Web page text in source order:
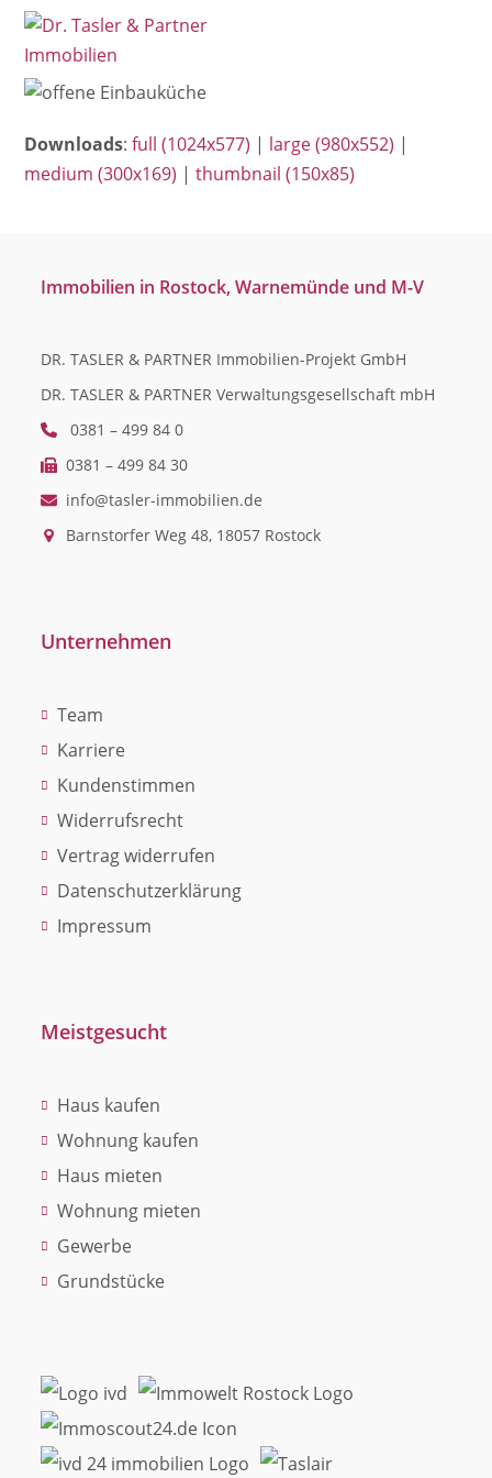
Skip
content
Open
mobile
menu
Close
mobile
menu
Downloads:full (1024x577) | large (980x552) |
medium (300x169) |thumbnail (150x85)
Immobilien in Rostock, Warnemünde und M-V
DR. TASLER & PARTNER Immobilien-Projekt GmbH
DR. TASLER & PARTNER Verwaltungsgesellschaft mbH
0381 – 499 84 0
0381 – 499 84 30
info@tasler-immobilien.de
Barnstorfer Weg 48, 18057 Rostock
Unternehmen
Team
Karriere
Kundenstimmen
Widerrufsrecht
Vertrag widerrufen
Datenschutzerklärung
Impressum
Meistgesucht
Haus kaufen
Wohnung kaufen
Haus mieten
Wohnung mieten
Gewerbe
Grundstücke